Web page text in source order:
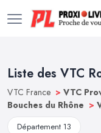
Liste des VTC
VTC France > VTC
Bouches du Rhône >
Département 13